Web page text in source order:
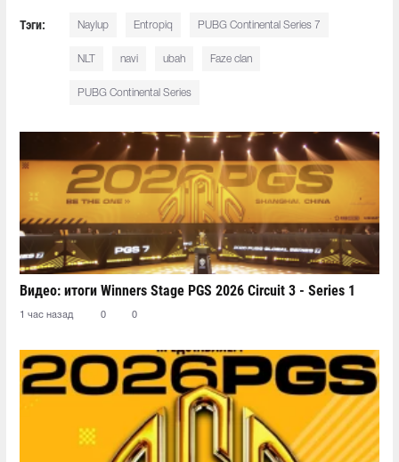
Тэги: Naylup Entropiq PUBG Continental Series 7
NLT navi ubah Faze clan
PUBG Continental Series
Видео: итоги Winners Stage PGS 2026 Circuit 3 - Series 1
1 час назад 0 0